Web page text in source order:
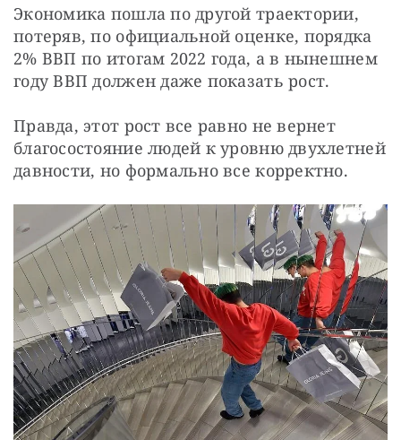
Экономика пошла по другой траектории,
потеряв, по официальной оценке, порядка
2% ВВП по итогам 2022 года, а в нынешнем
году ВВП должен даже показать рост.
Правда, этот рост все равно не вернет
благосостояние людей к уровню двухлетней
давности, но формально все корректно.